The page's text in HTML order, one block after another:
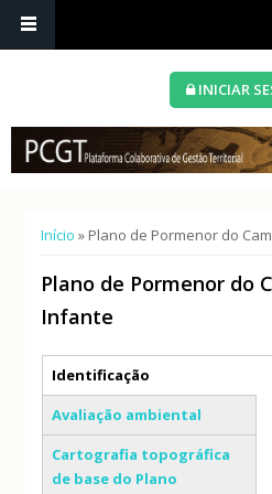
INICIAR
Está aqui
Início » Plano de Pormenor do
Plano de Pormenor do
Infante
Separadores verticais
Identificação
(separador ativo)
Avaliação ambiental
Cartografia topográfica
de base do Plano